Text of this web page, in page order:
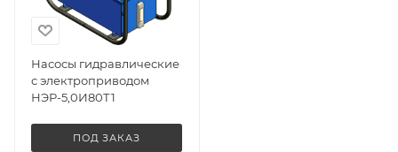
Насосы гидравлические
с электроприводом
НЭР-5,0И80Т1
ПОД ЗАКАЗ